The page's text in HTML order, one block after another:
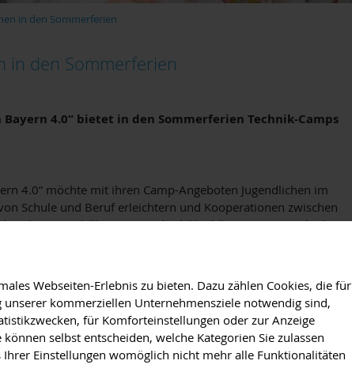
Webseiten-Erlebnis zu bieten. Dazu zählen Cookies, die für
kommerziellen Unternehmensziele notwendig sind,
für Komforteinstellungen oder zur Anzeige
selbst entscheiden, welche Kategorien Sie zulassen
Ihrer Einstellungen womöglich nicht mehr alle Funktionalitäten
in den Sommerferien
in den Sommerferien
4.0“ bietet in den Sommerferien Technik-Camps
4.0“ möchte mit ihren Camp-Angeboten Jugendlichen im
Schule und Beruf erleichtern und Kooperationen zwischen
Schülerinnen und Schüler können eine Woche lang
Hochschule praktisch arbeiten, können dabei Ideen für
konkretisieren.
für Schülerinnen von 12-14 Jahren angeboten:
Juni 2019)
Camp bei Bosch Rexroth AG in Lohr am Main